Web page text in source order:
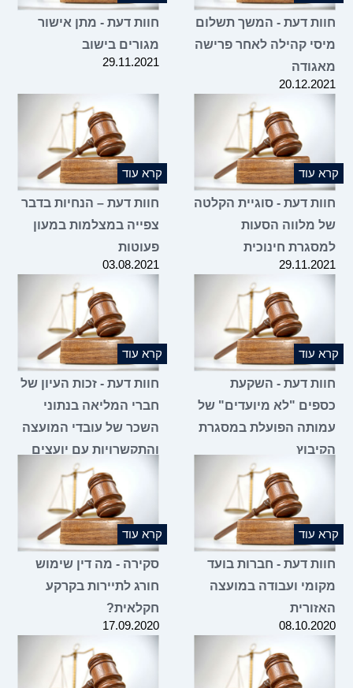
חוות דעת - המשך תשלום
מיסי קהילה לאחר פרישה
מאגודה
20.12.2021
חוות דעת - מתן אישור
מגורים בישוב
29.11.2021
קרא עוד
חוות דעת - סוגיית הקלטה
של מלווה הסעות
למסגרת חינוכית
29.11.2021
קרא עוד
חוות דעת – הנחיות בדבר
צפייה במצלמות במעון
פעוטות
03.08.2021
קרא עוד
חוות דעת - השקעת
כספים "לא מיועדים" של
עמותה הפועלת במסגרת
הקיבוץ
קרא עוד
חוות דעת - זכות העיון של
חברי המליאה בנתוני
השכר של עובדי המועצה
והתקשרויות עם יועצים
קרא עוד
חוות דעת - חברות בועד
מקומי ועבודה במועצה
האזורית
08.10.2020
קרא עוד
סקירה - מה דין שימוש
חורג לתיירות בקרקע
חקלאית?
17.09.2020